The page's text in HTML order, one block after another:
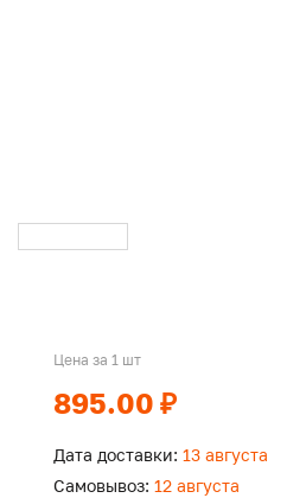
Цена за 1 шт
895.00 ₽
Дата доставки: 13 августа
Самовывоз: 12 августа